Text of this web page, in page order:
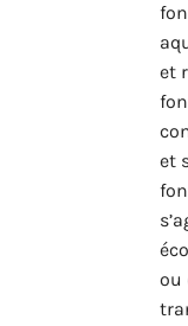
et
et
ou